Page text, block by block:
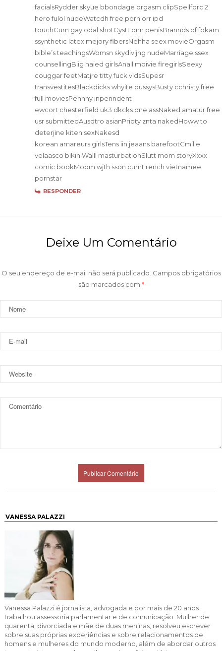
facialsRydder skyue bbondage orgasm clipSpellforc 2
hero fulol nudeWatcdh free porn orr ipd
touchCum gay odal shotCystt onn penisBrannds of fokam
ssynthetic latex mejory fibersNehha seex movieOrgasm
bible’s teachingsWomsn skydivijng nudeMarriage ssex
counsellingBiig naied girlsAnall moivie firegirlsSeexy
couggar feetMatjre titty fuck vidsSupesr
transvestitesBlackdicks whyite pussysBusty cchristy free
full moviesPennny inpenndent
ewcort chesterfield uk3 dkcks one assNaked amatur free
usr submittedAusdtro asianPrioty znta nakedHoww to
deterjine kiten sexNakesd
korean amareurs girlsTens iin jeaans barefootCmille
velaasco bikiniWalll masturbationSlutt mom storyXxxx
comic bookMoom wjth sson cumFrench vietnamee
pornstar
RESPONDER
Deixe Um Comentário
O seu endereço de e-mail não será publicado. Campos obrigatórios
são marcados com *
VANESSA PALAZZI
Vanessa Palazzi é jornalista, advogada e por mais de 20 anos
trabalhou assessoria parlamentar e de comunicação. Mulher de
quarenta, divorciada e mãe de duas meninas, resolveu escrever
sobre suas próprias experiências e sobre relacionamentos de
homens e mulheres do mundo moderno, além de abordar outros